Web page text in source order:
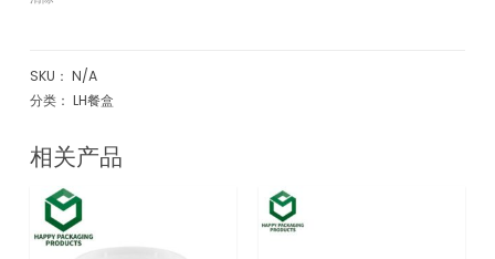
SKU：N/A
分类：LH餐盒
相关产品